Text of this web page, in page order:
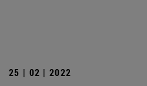
25 | 02 | 2022